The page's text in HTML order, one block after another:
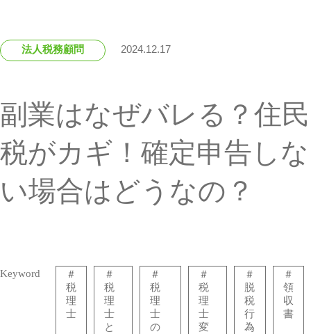
法人税務顧問 2024.12.17
副業はなぜバレる？住民
税がカギ！確定申告しな
い場合はどうなの？
Keyword
＃
税
理
士
＃
税
理
士
と
＃
税
理
士
の
＃
税
理
士
変
＃
脱
税
行
為
＃
領
収
書